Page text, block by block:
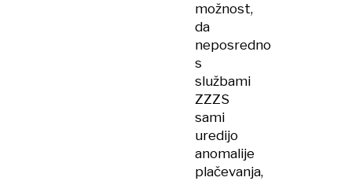
možnost,
da
neposredno
s
službami
ZZZS
sami
uredijo
anomalije
plačevanja,